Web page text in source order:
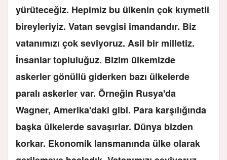
yürüteceğiz. Hepimiz bu ülkenin çok kıymetli
bireyleriyiz. Vatan sevgisi imandandır. Biz
vatanımızı çok seviyoruz. Asil bir milletiz.
İnsanlar topluluğuz. Bizim ülkemizde
askerler gönüllü giderken bazı ülkelerde
paralı askerler var. Örneğin Rusya'da
Wagner, Amerika'daki gibi. Para karşılığında
başka ülkelerde savaşırlar. Dünya bizden
korkar. Ekonomik lansmanında ülke olarak